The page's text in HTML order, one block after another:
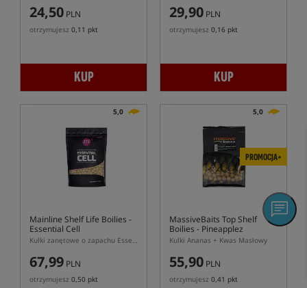
24,50 PLN
otrzymujesz 0,11 pkt
KUP
29,90 PLN
otrzymujesz 0,16 pkt
KUP
5,0
Mainline Shelf Life Boilies -
Essential Cell
Kulki zanętowe o zapachu Essential Cell
67,99 PLN
otrzymujesz 0,50 pkt
5,0
PROMOCJA+
MassiveBaits Top Shelf
Boilies - Pineapplez
Butyricco
Kulki Ananas + Kwas Masłowy
55,90 PLN
otrzymujesz 0,41 pkt